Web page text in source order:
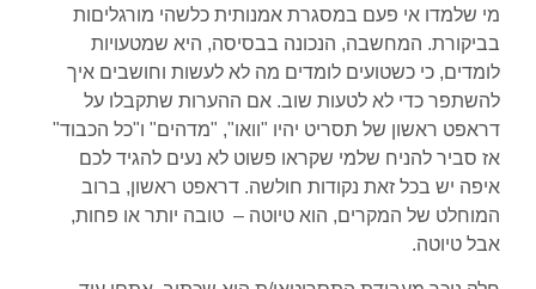
מי שלמדו אי פעם במסגרת אמנותית כלשהי מורגליםות
בביקורת. המחשבה, הנכונה בבסיסה, היא שמטעויות
לומדים, כי כשטועים לומדים מה לא לעשות וחושבים איך
להשתפר כדי לא לטעות שוב. אם ההערות שתקבלו על
דראפט ראשון של תסריט יהיו "וואו", "מדהים" ו"כל הכבוד"
אז סביר להניח שלמי שקראו פשוט לא נעים להגיד לכם
איפה יש בכל זאת נקודות חולשה. דראפט ראשון, ברוב
המוחלט של המקרים, הוא טיוטה – טובה יותר או פחות,
אבל טיוטה.